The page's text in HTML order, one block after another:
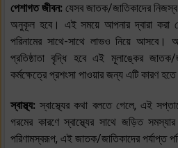
পেশাগত জীবন: যেসব জাতক/জাতিকাদের
অনুকূল হবে। এই সময়ে আপনার দ্বারা করা
পরিনামের সাথে-সাথে লাভও নিয়ে
প্রতিষ্ঠাতা বৃদ্ধি হবে এই মূলাঙ্কের
কর্মক্ষেত্রে প্রশংসা পাওয়ার জন্য এটি কারণ হতে
স্বাস্থ্য:স্বাস্থ্যের কথা বলতে গেলে, এই
গরমের কারণে স্বাস্থ্যের সাথে জড়িত
পরিণামস্বরূপ, এই জাতক/জাতিকাদের পর্যাপ্ত